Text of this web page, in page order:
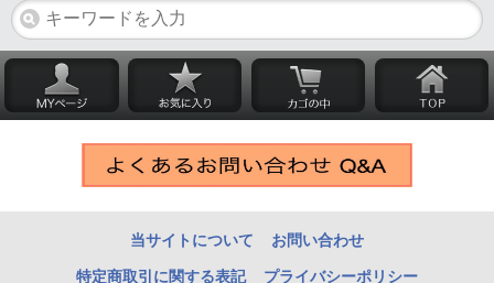
当サイトについて お問い合わせ
特定商取引に関する表記 プライバシーポリシー